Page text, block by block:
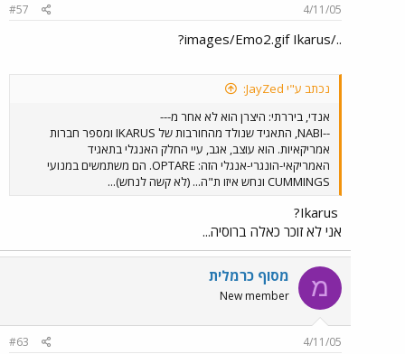
4/11/05
#57
../images/Emo2.gif Ikarus?
נכתב ע"י JayZed:
אנדי, ביררתי: היצרן הוא לא אחר מ---
--NABI, התאגיד שנולד מהחורבות של IKARUS ומספר חברות
אמריקאיות. הוא עוצב, אגב, עיי החלק האנגלי בתאגיד
האמריקאי-הונגרי-אנגלי הזה: OPTARE. הם משתמשים במנועי
CUMMINGS ונחש איזו ת"ה... (לא קשה לנחש)...
אני לא זוכר כאלה ברוסיה...
מ מסוף כרמלית
New member
4/11/05
#63